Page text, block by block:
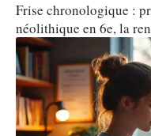
Frise chronologique :
néolithique en 6e, la